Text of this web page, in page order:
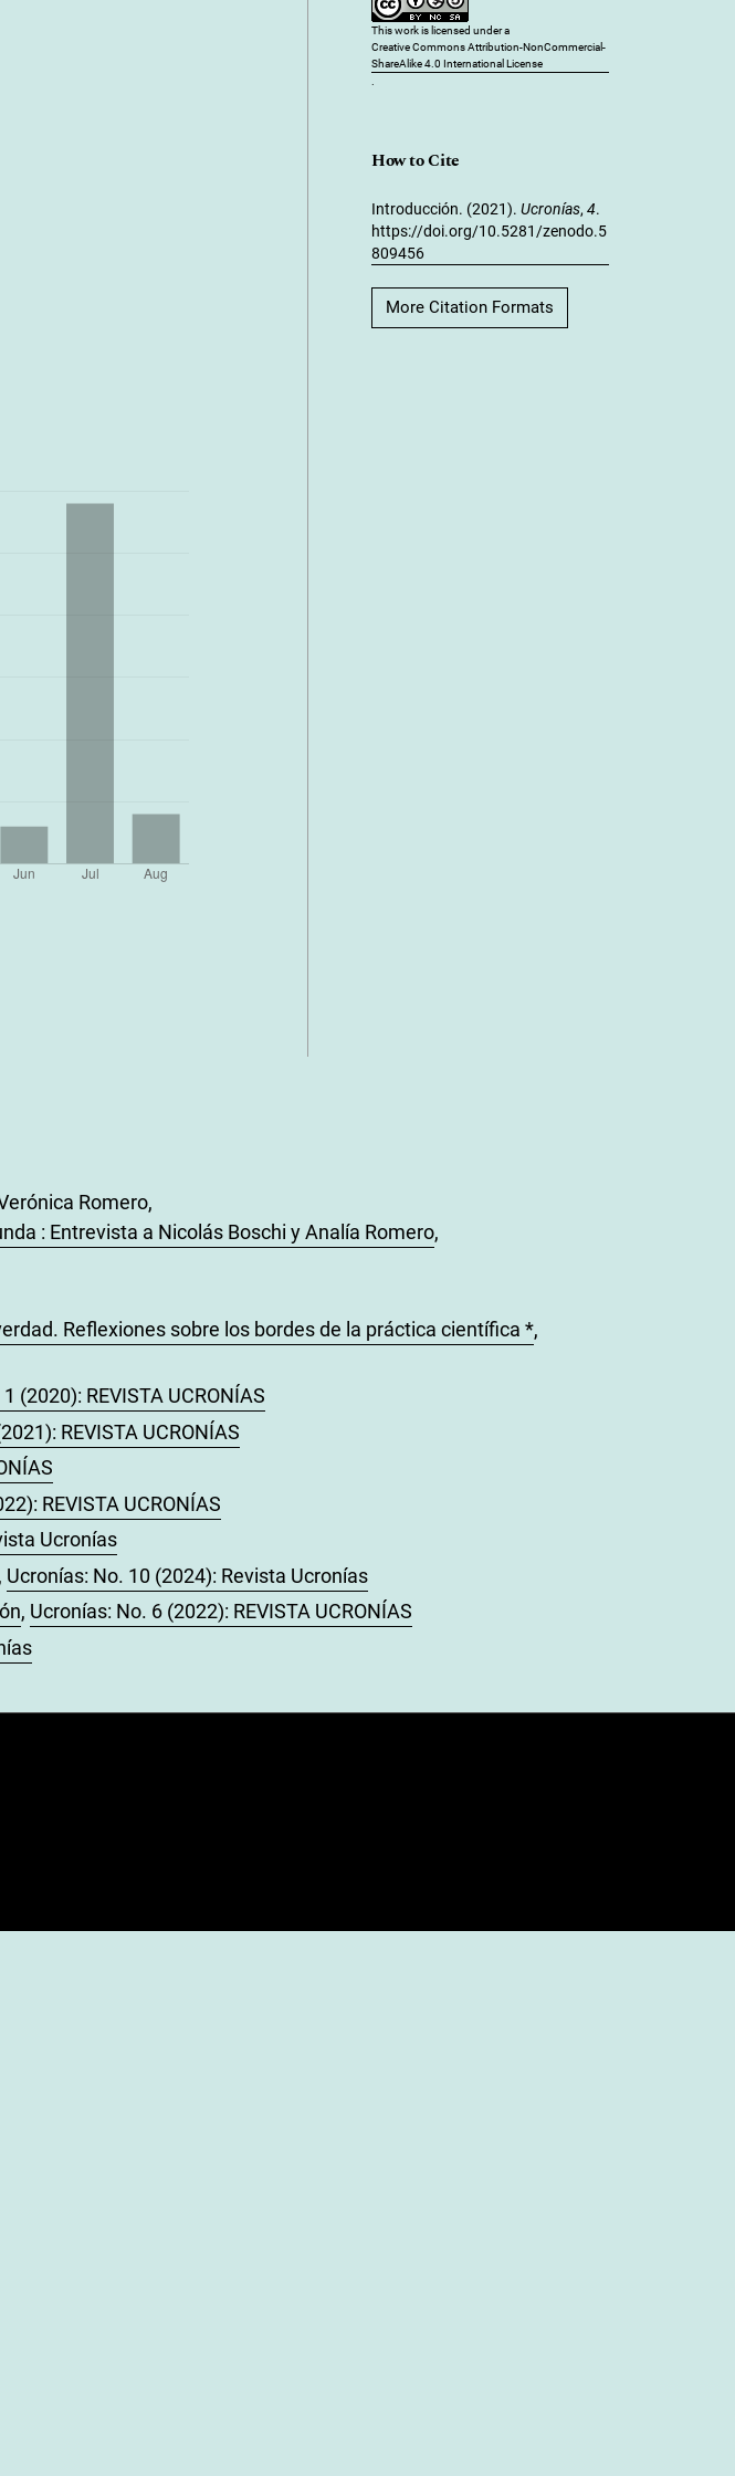
This work is licensed under a
Creative Commons Attribution-NonCommercial-
ShareAlike 4.0 International License
How to Cite
Introducción. (2021). Ucronías, 4.
https://doi.org/10.5281/zenodo.5
809456
More Citation Formats
Romero,
: Entrevista a Nicolás Boschi y Analía Romero,
Reflexiones sobre los bordes de la práctica científica *,
(2020): REVISTA UCRONÍAS
REVISTA UCRONÍAS
REVISTA UCRONÍAS
Ucronías
, Ucronías: No. 10 (2024): Revista Ucronías
, Ucronías: No. 6 (2022): REVISTA UCRONÍAS